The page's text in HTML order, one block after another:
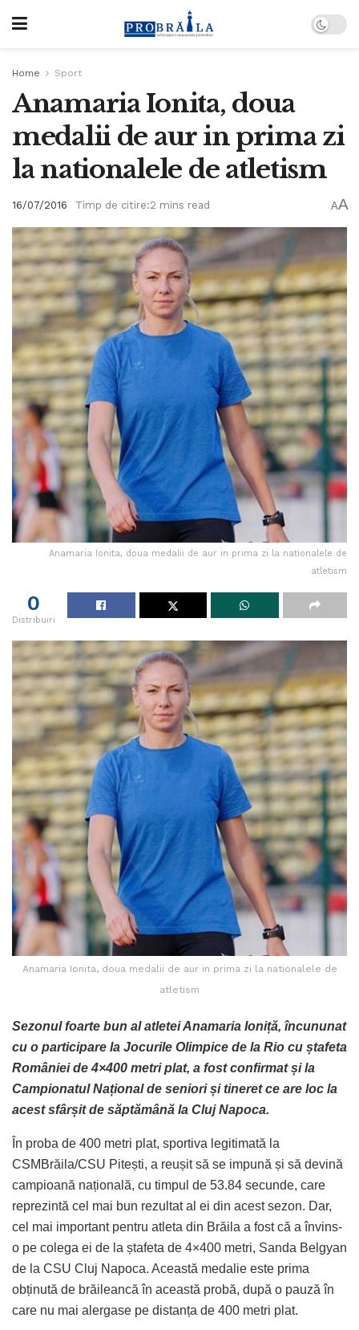
Home Sport
Anamaria Ionita, doua
medalii de aur in prima zi
la nationalele de atletism
16/07/2016 Timp de citire:2 mins read AA
Anamaria Ionita, doua medalii de aur in prima zi la nationalele de
atletism
0
Distribuiri
Anamaria Ionita, doua medalii de aur in prima zi la nationalele de
atletism
Sezonul foarte bun al atletei Anamaria Ioniță, încununat
cu o participare la Jocurile Olimpice de la Rio cu ștafeta
României de 4×400 metri plat, a fost confirmat și la
Campionatul Național de seniori și tineret ce are loc la
acest sfârșit de săptămână la Cluj Napoca.
În proba de 400 metri plat, sportiva legitimată la
CSMBrăila/CSU Pitești, a reușit să se impună și să devină
campioană națională, cu timpul de 53.84 secunde, care
reprezintă cel mai bun rezultat al ei din acest sezon. Dar,
cel mai important pentru atleta din Brăila a fost că a învins-
o pe colega ei de la ștafeta de 4×400 metri, Sanda Belgyan
de la CSU Cluj Napoca. Această medalie este prima
obținută de brăileancă în această probă, după o pauză în
care nu mai alergase pe distanța de 400 metri plat.